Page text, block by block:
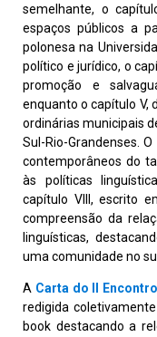
semelhante, o
espaços públicos a
polonesa na
político e jurídico, o
promoção e
enquanto o capítulo V,
ordinárias municipais
Sul-Rio-Grandenses.
contemporâneos do
às políticas
capítulo VIII, escrito
compreensão da
linguísticas,
uma comunidade no
A Carta do II
redigida
book destacando a